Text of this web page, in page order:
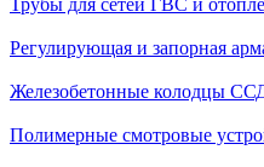
Трубы для сетей ГВС и
Регулирующая и запорная
Железобетонные колодцы ССД
Полимерные смотровые